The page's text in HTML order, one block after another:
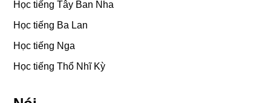
Học tiếng Tây Ban Nha
Học tiếng Ba Lan
Học tiếng Nga
Học tiếng Thổ Nhĩ Kỳ